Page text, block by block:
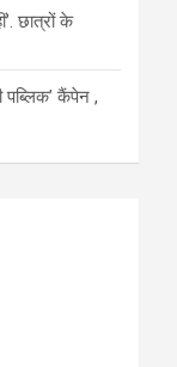
छात्रों के
पब्लिक’ कैंपेन ,